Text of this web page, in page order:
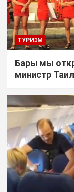
ТУРИЗМ
Бары мы
министр